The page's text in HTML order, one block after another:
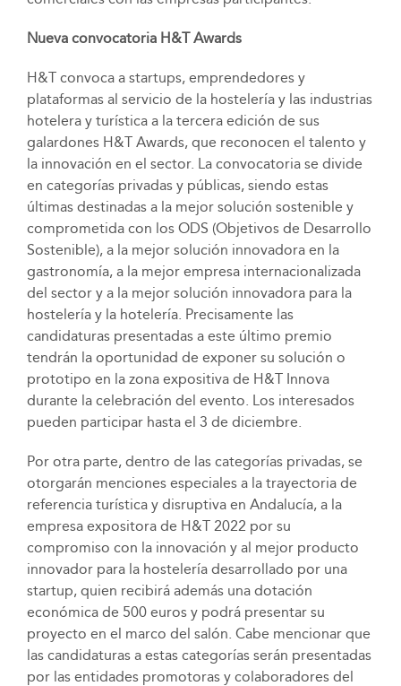
Nueva convocatoria H&T Awards
H&T convoca a startups, emprendedores y
plataformas al servicio de la hostelería y las industrias
hotelera y turística a la tercera edición de sus
galardones H&T Awards, que reconocen el talento y
la innovación en el sector. La convocatoria se divide
en categorías privadas y públicas, siendo estas
últimas destinadas a la mejor solución sostenible y
comprometida con los ODS (Objetivos de Desarrollo
Sostenible), a la mejor solución innovadora en la
gastronomía, a la mejor empresa internacionalizada
del sector y a la mejor solución innovadora para la
hostelería y la hotelería. Precisamente las
candidaturas presentadas a este último premio
tendrán la oportunidad de exponer su solución o
prototipo en la zona expositiva de H&T Innova
durante la celebración del evento. Los interesados
pueden participar hasta el 3 de diciembre.
Por otra parte, dentro de las categorías privadas, se
otorgarán menciones especiales a la trayectoria de
referencia turística y disruptiva en Andalucía, a la
empresa expositora de H&T 2022 por su
compromiso con la innovación y al mejor producto
innovador para la hostelería desarrollado por una
startup, quien recibirá además una dotación
económica de 500 euros y podrá presentar su
proyecto en el marco del salón. Cabe mencionar que
las candidaturas a estas categorías serán presentadas
por las entidades promotoras y colaboradores del